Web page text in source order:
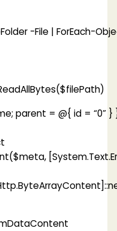
-File | ForEach-
parent = @{ id = “0”